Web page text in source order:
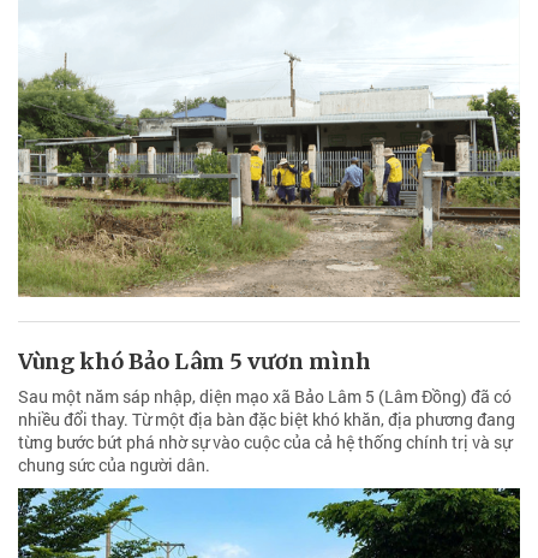
Vùng khó Bảo Lâm 5 vươn mình
Sau một năm sáp nhập, diện mạo xã Bảo Lâm 5 (Lâm Đồng) đã có
nhiều đổi thay. Từ một địa bàn đặc biệt khó khăn, địa phương đang
từng bước bứt phá nhờ sự vào cuộc của cả hệ thống chính trị và sự
chung sức của người dân.